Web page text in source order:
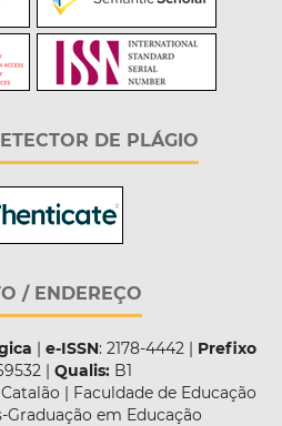
DE PLÁGIO
/ ENDEREÇO
| e-ISSN: 2178-4442 | Prefixo
| Qualis:B1
| Faculdade de Educação
em Educação